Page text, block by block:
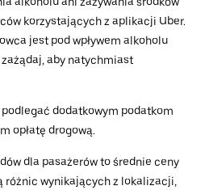
korzystających z aplikacji Uber.
jest pod wpływem alkoholu
aby natychmiast
dodatkowym podatkom
opłatę drogową.
dla pasażerów to średnie ceny
różnic wynikających z lokalizacji,